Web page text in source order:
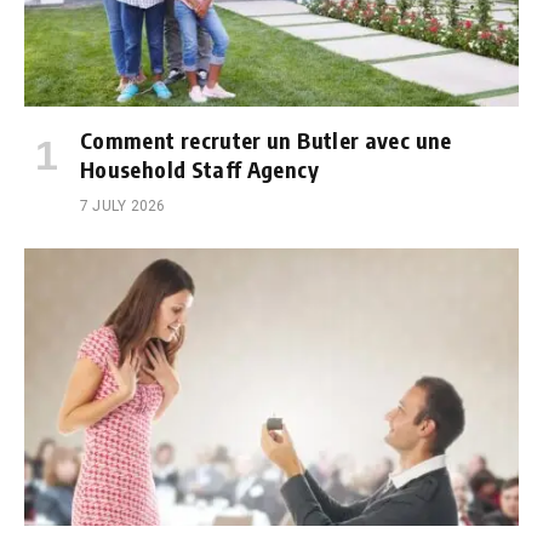
Comment recruter un Butler avec une
Household Staff Agency
7 JULY 2026